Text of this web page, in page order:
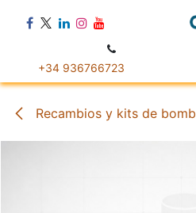
+34 936766723
Recambios y kits de